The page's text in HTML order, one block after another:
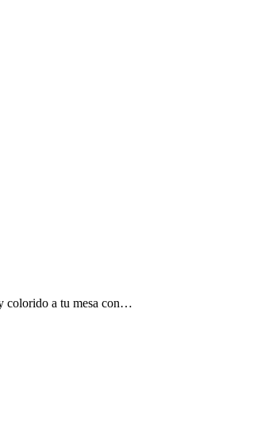
colorido a tu mesa con…